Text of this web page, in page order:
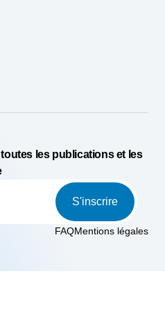
les publications et les
S'inscrire
FAQMentions légales